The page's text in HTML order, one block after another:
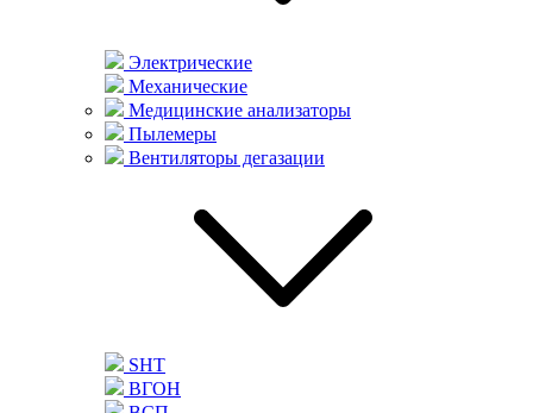
Электрические
Механические
Медицинские анализаторы
Пылемеры
Вентиляторы дегазации
SHT
ВГОН